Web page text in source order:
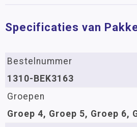
Specificaties van
Bestelnummer
1310-BEK3163
Groepen
Groep 4, Groep 5, Groep 6,